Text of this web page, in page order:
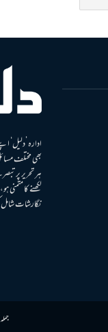
ادارہ ’دلیل‘
بھی مختلف
ہر تحریر پر
لکھنے کا
نگارشات
جملہ